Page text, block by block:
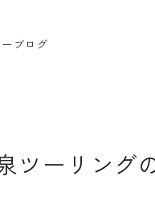
ブログ
BB662
ツーリング